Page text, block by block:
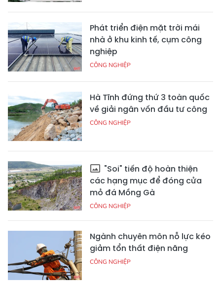
Phát triển điện mặt trời mái
nhà ở khu kinh tế, cụm công
nghiệp
CÔNG NGHIỆP
Hà Tĩnh đứng thứ 3 toàn quốc
về giải ngân vốn đầu tư công
CÔNG NGHIỆP
"Soi" tiến độ hoàn thiện
các hạng mục để đóng cửa
mỏ đá Mồng Gà
CÔNG NGHIỆP
Ngành chuyên môn nỗ lực kéo
giảm tổn thất điện năng
CÔNG NGHIỆP